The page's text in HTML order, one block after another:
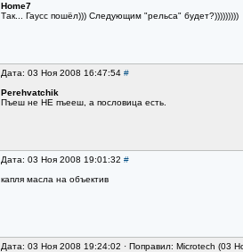
Home7
Так... Гаусс пошёл))) Следующим "рельса" будет?)))))))))
Дата: 03 Ноя 2008 16:47:54 #
Perehvatchik
Пъеш не НЕ пъееш, а пословица есть.
Дата: 03 Ноя 2008 19:01:32 #
капля масла на объектив
Дата: 03 Ноя 2008 19:24:02 · Поправил: Microtech (03